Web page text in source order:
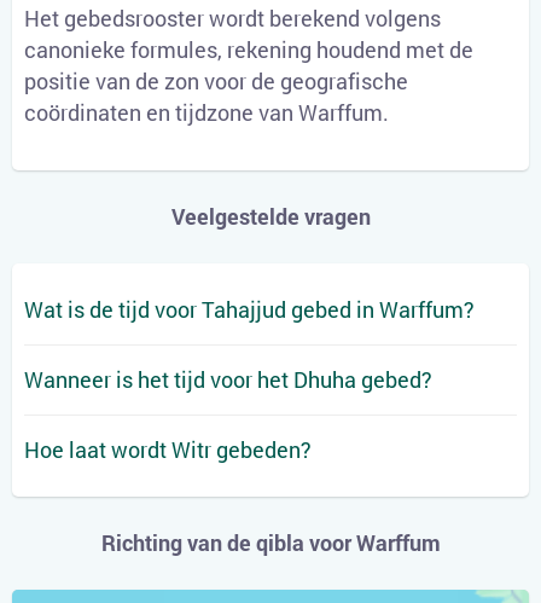
Het gebedsrooster wordt berekend volgens
canonieke formules, rekening houdend met de
positie van de zon voor de geografische
coördinaten en tijdzone van Warffum.
Veelgestelde vragen
Wat is de tijd voor Tahajjud gebed in Warffum?
Wanneer is het tijd voor het Dhuha gebed?
Hoe laat wordt Witr gebeden?
Richting van de qibla voor Warffum